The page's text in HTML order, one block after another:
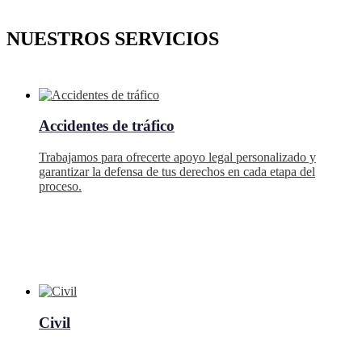
NUESTROS SERVICIOS
Accidentes de tráfico
Trabajamos para ofrecerte apoyo legal personalizado y
garantizar la defensa de tus derechos en cada etapa del
proceso.
Civil